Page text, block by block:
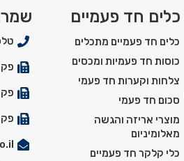
כלים חד פעמיים
כלים חד פעמיים מתכלים
כוסות חד פעמיות ומכסים
צלחות וקערות חד פעמי
סכום חד פעמי
מוצרי אריזה והגשה
מאלומיניום
כלי קלקר חד פעמיים
פקס
פקס
פקס